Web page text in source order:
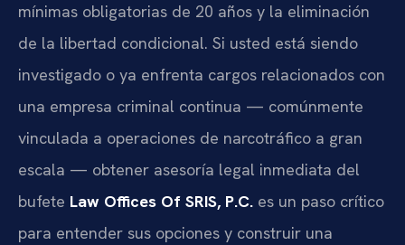
mínimas obligatorias de 20 años y la eliminación
de la libertad condicional. Si usted está siendo
investigado o ya enfrenta cargos relacionados con
una empresa criminal continua — comúnmente
vinculada a operaciones de narcotráfico a gran
escala — obtener asesoría legal inmediata del
bufete Law Offices Of SRIS, P.C. es un paso crítico
para entender sus opciones y construir una